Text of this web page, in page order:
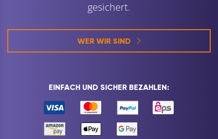
gesichert.
WER WIR SIND
EINFACH UND SICHER BEZAHLEN: